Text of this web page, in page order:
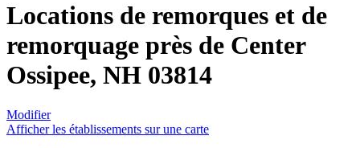
Locations de remorques et de
remorquage près de Center
Ossipee, NH 03814
Modifier
Afficher les établissements sur une carte